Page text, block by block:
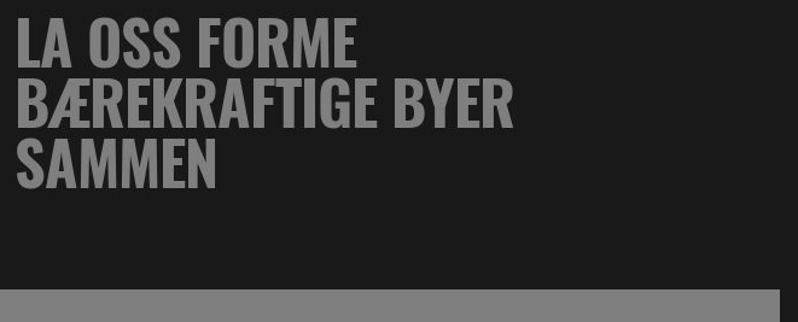
LA OSS FORME
BÆREKRAFTIGE BYER
SAMMEN